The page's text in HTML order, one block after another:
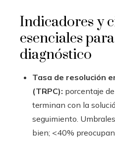
Indicadores y
esenciales
diagnóstico
Tasa de resolución
(TRPC): porcentaje
terminan con la
seguimiento.
bien; <40%